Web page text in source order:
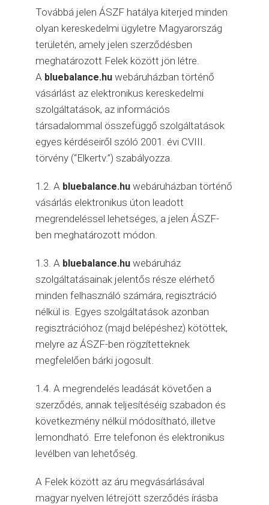
Továbbá jelen ÁSZF hatálya kiterjed minden
olyan kereskedelmi ügyletre Magyarország
területén, amely jelen szerződésben
meghatározott Felek között jön létre.
A bluebalance.hu webáruházban történő
vásárlást az elektronikus kereskedelmi
szolgáltatások, az információs
társadalommal összefüggő szolgáltatások
egyes kérdéseiről szóló 2001. évi CVIII.
törvény (“Elkertv.”) szabályozza.
1.2. A bluebalance.huwebáruházban történő
vásárlás elektronikus úton leadott
megrendeléssel lehetséges, a jelen ÁSZF-
ben meghatározott módon.
1.3. A bluebalance.hu webáruház
szolgáltatásainak jelentős része elérhető
minden felhasználó számára, regisztráció
nélkül is. Egyes szolgáltatások azonban
regisztrációhoz (majd belépéshez) kötöttek,
melyre az ÁSZF-ben rögzítetteknek
megfelelően bárki jogosult.
1.4. A megrendelés leadását követően a
szerződés, annak teljesítéséig szabadon és
következmény nélkül módosítható, illetve
lemondható. Erre telefonon és elektronikus
levélben van lehetőség.
A Felek között az áru megvásárlásával
magyar nyelven létrejött szerződés írásba